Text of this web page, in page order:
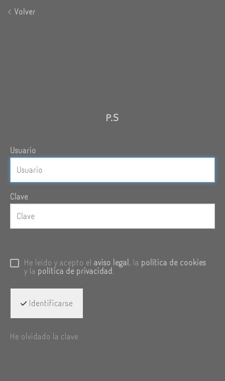
Volver
P.S
Usuario
Clave
He leído y acepto el aviso legal, la política de cookies
y la política de privacidad.
Identificarse
He olvidado la clave